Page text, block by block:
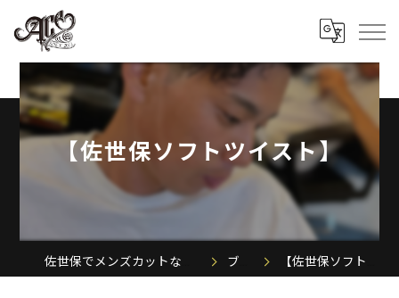
【佐世保ソフトツイスト】
ブログ 【佐世保ソフトツイスト】